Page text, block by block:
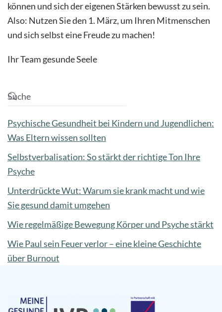
können und sich der eigenen Stärken bewusst zu sein.
Also: Nutzen Sie den 1. März, um Ihren Mitmenschen
und sich selbst eine Freude zu machen!
Ihr Team gesunde Seele
Psychische Gesundheit bei Kindern und Jugendlichen:
Was Eltern wissen sollten
Selbstverbalisation: So stärkt der richtige Ton Ihre
Psyche
Unterdrückte Wut: Warum sie krank macht und wie
Sie gesund damit umgehen
Wie regelmäßige Bewegung Körper und Psyche stärkt
Wie Paul sein Feuer verlor – eine kleine Geschichte
über Burnout